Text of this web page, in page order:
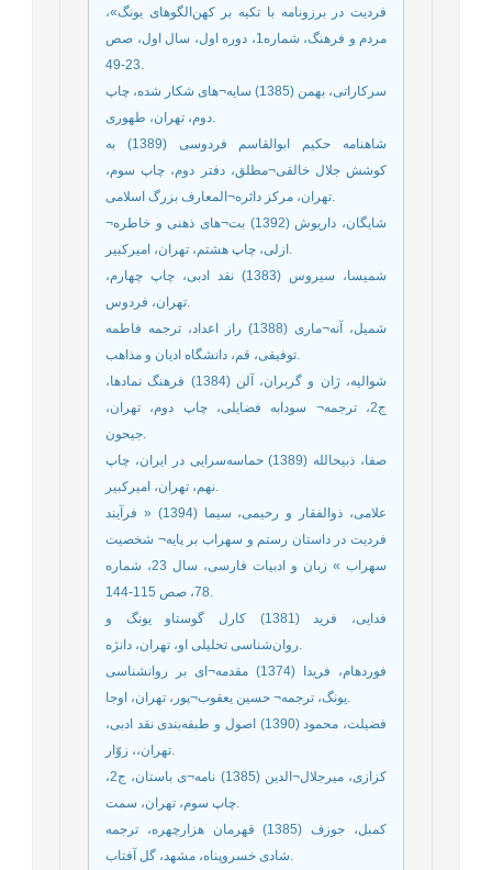
فردیت در برزونامه با تکیه بر کهن‌الگوهای یونگ»،
مردم و فرهنگ، شماره1، دوره اول، سال اول، صص
23-49.
سرکاراتی، بهمن (1385) سایه¬های شکار شده، چاپ
دوم، تهران، طهوری.
شاهنامه حکیم ابوالقاسم فردوسی (1389) به
کوشش جلال خالقی¬مطلق، دفتر دوم، چاپ سوم،
تهران، مرکز دائره¬المعارف بزرگ اسلامی.
شایگان، داریوش (1392) بت¬های ذهنی و خاطره¬
ازلی، چاپ هشتم، تهران، امیرکبیر.
شمیسا، سیروس (1383) نقد ادبی، چاپ چهارم،
تهران، فردوس.
شمیل، آنه¬ماری (1388) راز اعداد، ترجمه فاطمه
توفیقی، قم، دانشگاه ادیان و مذاهب.
شوالیه، ژان و گربران، آلن (1384) فرهنگ نمادها،
ج2، ترجمه¬ سودابه فضایلی، چاپ دوم، تهران،
جیحون.
صفا، ذبیحالله (1389) حماسه‌سرایی در ایران، چاپ
نهم، تهران، امیرکبیر.
علامی، ذوالفقار و رحیمی، سیما (1394) « فرآیند
فردیت در داستان رستم و سهراب بر پایه¬ شخصیت
سهراب » زبان و ادبیات فارسی، سال 23، شماره
78، صص 115-144.
فدایی، فرید (1381) کارل گوستاو یونگ و
روان‌شناسی تحلیلی او، تهران، دانژه.
فوردهام، فریدا (1374) مقدمه¬ای بر روانشناسی
یونگ، ترجمه¬ حسین یعقوب¬پور، تهران، اوجا.
فضیلت، محمود (1390) اصول و طبقه‌بندی نقد ادبی،
تهران،، زوّار.
کزازی، میرجلال¬الدین (1385) نامه¬ی باستان، ج2،
چاپ سوم، تهران، سمت.
کمبل، جوزف (1385) قهرمان هزارچهره، ترجمه
شادی خسروپناه، مشهد، گل آفتاب.